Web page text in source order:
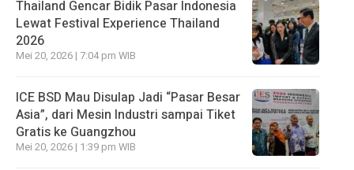
Thailand Gencar Bidik Pasar Indonesia
Lewat Festival Experience Thailand
2026
Mei 20, 2026 | 7:04 pm WIB
ICE BSD Mau Disulap Jadi “Pasar Besar
Asia”, dari Mesin Industri sampai Tiket
Gratis ke Guangzhou
Mei 20, 2026 | 1:39 pm WIB